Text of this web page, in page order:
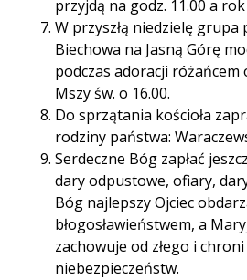
przyjdą na godz. 11.00 a
W przyszłą niedzielę
Biechowa na Jasną Górę
podczas adoracji różańcem
Mszy św. o 16.00.
Do sprzątania kościoła
rodziny państwa:
Serdeczne Bóg zapłać
dary odpustowe, ofiary,
Bóg najlepszy Ojciec
błogosławieństwem, a
zachowuje od złego i
niebezpieczeństw.